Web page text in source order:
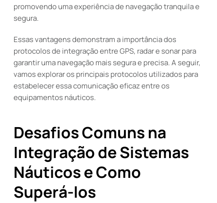
promovendo uma experiência de navegação tranquila e
segura.
Essas vantagens demonstram a importância dos
protocolos de integração entre GPS, radar e sonar para
garantir uma navegação mais segura e precisa. A seguir,
vamos explorar os principais protocolos utilizados para
estabelecer essa comunicação eficaz entre os
equipamentos náuticos.
Desafios Comuns na
Integração de Sistemas
Náuticos e Como
Superá-los